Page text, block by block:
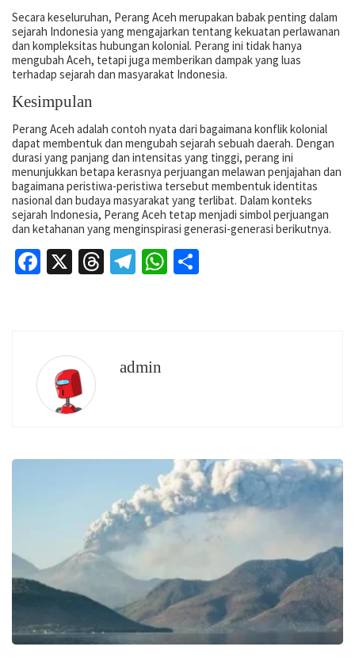
Secara keseluruhan, Perang Aceh merupakan babak penting dalam
sejarah Indonesia yang mengajarkan tentang kekuatan perlawanan
dan kompleksitas hubungan kolonial. Perang ini tidak hanya
mengubah Aceh, tetapi juga memberikan dampak yang luas
terhadap sejarah dan masyarakat Indonesia.
Kesimpulan
Perang Aceh adalah contoh nyata dari bagaimana konflik kolonial
dapat membentuk dan mengubah sejarah sebuah daerah. Dengan
durasi yang panjang dan intensitas yang tinggi, perang ini
menunjukkan betapa kerasnya perjuangan melawan penjajahan dan
bagaimana peristiwa-peristiwa tersebut membentuk identitas
nasional dan budaya masyarakat yang terlibat. Dalam konteks
sejarah Indonesia, Perang Aceh tetap menjadi simbol perjuangan
dan ketahanan yang menginspirasi generasi-generasi berikutnya.
Facebook
X Threads
Telegram
WhatsApp
admin